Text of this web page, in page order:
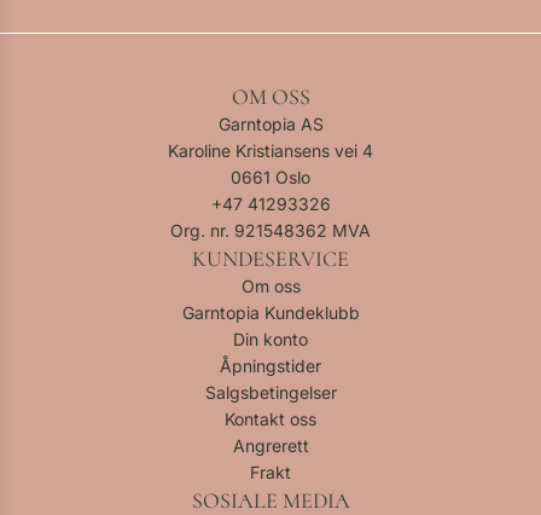
OM OSS
Garntopia AS
Karoline Kristiansens vei 4
0661 Oslo
+47 41293326
Org. nr. 921548362 MVA
KUNDESERVICE
Om oss
Garntopia Kundeklubb
Din konto
Åpningstider
Salgsbetingelser
Kontakt oss
Angrerett
Frakt
SOSIALE MEDIA